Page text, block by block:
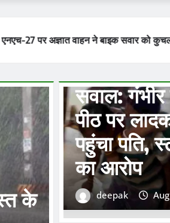
उत्तर बिहार में 9 से 11 अगस्त के बीच
STATE धार्मिक/आस्था
गायघाट के
भगवती की
शांति और